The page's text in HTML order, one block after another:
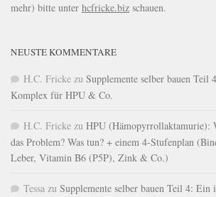
mehr) bitte unter hcfricke.biz schauen.
NEUSTE KOMMENTARE
H.C. Fricke zu Supplemente selber bauen
Komplex für HPU & Co.
H.C. Fricke zu HPU (Hämopyrrollaktamurie):
das Problem? Was tun? + einem 4-Stufenplan
Leber, Vitamin B6 (P5P), Zink & Co.)
Tessa zu Supplemente selber bauen Teil 4: